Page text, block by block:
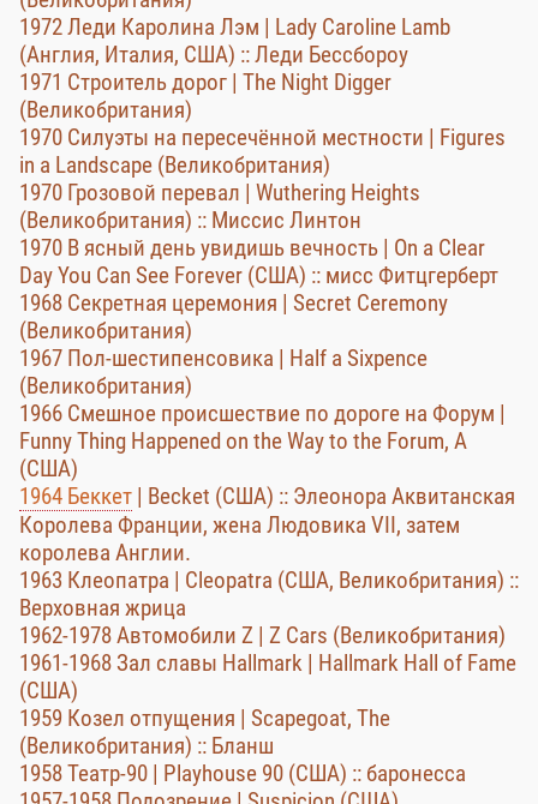
1972 Леди Каролина Лэм | Lady Caroline Lamb
(Англия, Италия, США) :: Леди Бессбороу
1971 Строитель дорог | The Night Digger
(Великобритания)
1970 Силуэты на пересечённой местности | Figures
in a Landscape (Великобритания)
1970 Грозовой перевал | Wuthering Heights
(Великобритания) :: Миссис Линтон
1970 В ясный день увидишь вечность | On a Clear
Day You Can See Forever (США) :: мисс Фитцгерберт
1968 Секретная церемония | Secret Ceremony
(Великобритания)
1967 Пол-шестипенсовика | Half a Sixpence
(Великобритания)
1966 Смешное происшествие по дороге на Форум |
Funny Thing Happened on the Way to the Forum, A
(США)
1964 Беккет | Becket (США) :: Элеонора Аквитанская
Королева Франции, жена Людовика VII, затем
королева Англии.
1963 Клеопатра | Cleopatra (США, Великобритания) ::
Верховная жрица
1962-1978 Автомобили Z | Z Cars (Великобритания)
1961-1968 Зал славы Hallmark | Hallmark Hall of Fame
(США)
1959 Козел отпущения | Scapegoat, The
(Великобритания) :: Бланш
1958 Театр-90 | Playhouse 90 (США) :: баронесса